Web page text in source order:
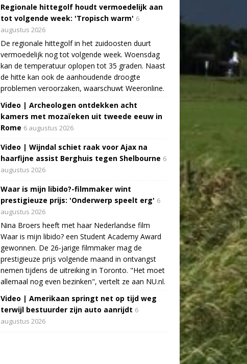
Regionale hittegolf houdt vermoedelijk aan
tot volgende week: 'Tropisch warm' 6
augustus 2026
De regionale hittegolf in het zuidoosten duurt
vermoedelijk nog tot volgende week. Woensdag
kan de temperatuur oplopen tot 35 graden. Naast
de hitte kan ook de aanhoudende droogte
problemen veroorzaken, waarschuwt Weeronline.
Video | Archeologen ontdekken acht
kamers met mozaïeken uit tweede eeuw in
Rome 6 augustus 2026
Video | Wijndal schiet raak voor Ajax na
haarfijne assist Berghuis tegen Shelbourne 6
augustus 2026
Waar is mijn libido?-filmmaker wint
prestigieuze prijs: 'Onderwerp speelt erg' 6
augustus 2026
Nina Broers heeft met haar Nederlandse film
Waar is mijn libido? een Student Academy Award
gewonnen. De 26-jarige filmmaker mag de
prestigieuze prijs volgende maand in ontvangst
nemen tijdens de uitreiking in Toronto. "Het moet
allemaal nog even bezinken", vertelt ze aan NU.nl.
Video | Amerikaan springt net op tijd weg
terwijl bestuurder zijn auto aanrijdt 6
augustus 2026